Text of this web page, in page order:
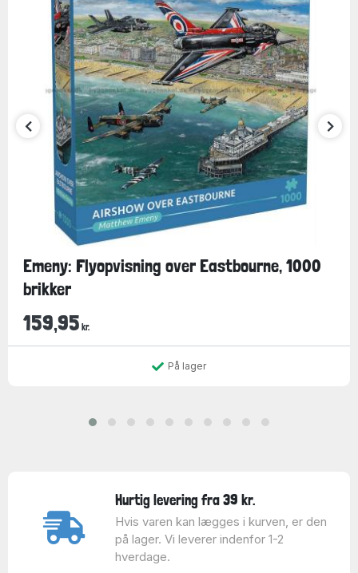
Emeny: Flyopvisning over Eastbourne, 1000
brikker
159,95 kr.
På lager
Hurtig levering fra 39 kr.
Hvis varen kan lægges i kurven, er den
på lager. Vi leverer indenfor 1-2
hverdage.